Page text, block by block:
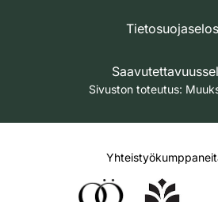
Sivuston toteutus: